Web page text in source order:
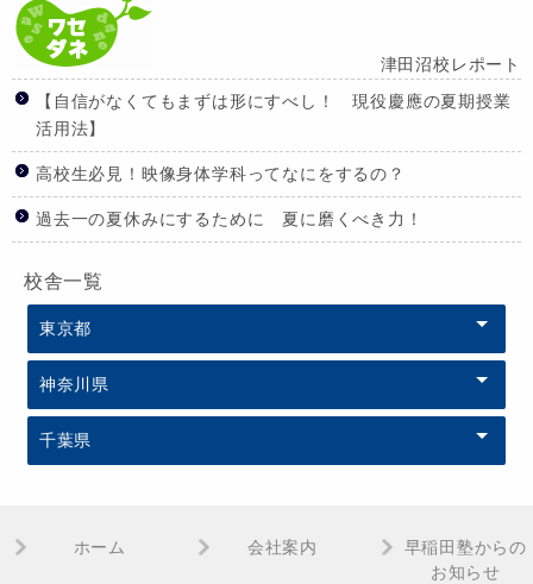
津田沼校レポート
【自信がなくてもまずは形にすべし！ 現役慶應の夏期授業
活用法】
高校生必見！映像身体学科ってなにをするの？
過去一の夏休みにするために 夏に磨くべき力！
校舎一覧
東京都
神奈川県
千葉県
ホーム 会社案内
早稲田塾からの
お知らせ